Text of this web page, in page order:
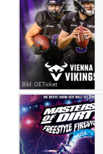
Bild: OETicket